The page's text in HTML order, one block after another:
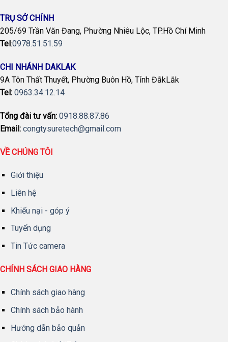
TRỤ SỞ CHÍNH
205/69 Trần Văn Đang, Phường Nhiêu Lộc, TP.Hồ Chí Minh
Tel :0978.51.51.59
CHI NHÁNH DAKLAK
9A Tôn Thất Thuyết, Phường Buôn Hồ, Tỉnh ĐắkLắk
Tel: 0963.34.12.14
Tổng đài tư vấn: 0918.88.87.86
Email: congtysuretech@gmail.com
VỀ CHÚNG TÔI
Giới thiệu
Liên hệ
Khiếu nại - góp ý
Tuyển dụng
Tin Tức camera
CHÍNH SÁCH GIAO HÀNG
Chính sách giao hàng
Chính sách bảo hành
Hướng dẫn bảo quản